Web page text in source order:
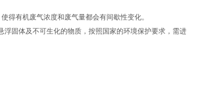
有机废气浓度和废气量都会有间歇性变化。
固体及不可生化的物质，按照国家的环境保护要求，需进